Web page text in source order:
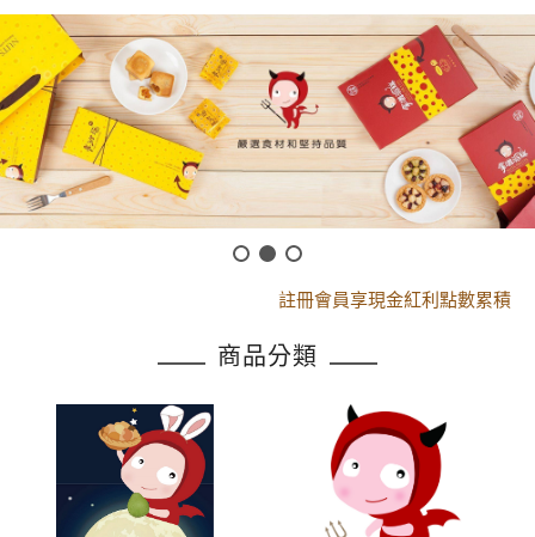
黑貓配送時間更改須知
註冊會員享現金紅利點數累積
黑貓配送時間更改須知
商品分類